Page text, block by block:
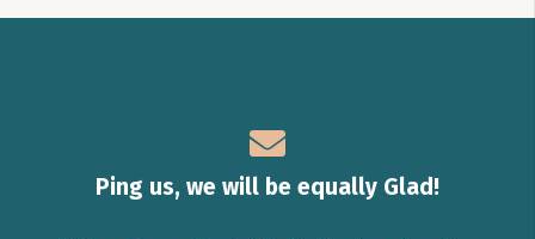
Ping us, we will be equally Glad!